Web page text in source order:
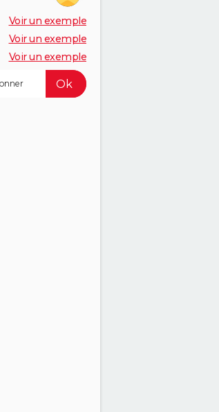
Voir un exemple
Voir un exemple
Voir un exemple